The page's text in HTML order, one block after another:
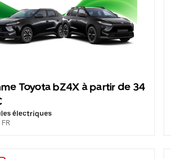
Toyota bZ4X à partir de 34
électriques